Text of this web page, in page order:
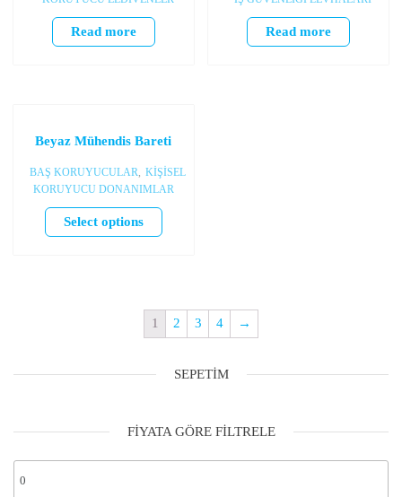
Read more Read more
Beyaz Mühendis Bareti
BAŞ KORUYUCULAR, KİŞİSEL
KORUYUCU DONANIMLAR
Select options
1 2 3 4 →
SEPETIM
FIYATA GÖRE FILTRELE